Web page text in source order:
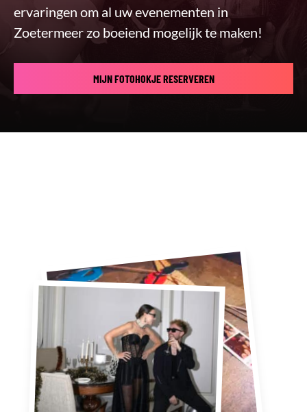
ervaringen om al uw evenementen in
Zoetermeer zo boeiend mogelijk te maken!
MIJN FOTOHOKJE RESERVEREN